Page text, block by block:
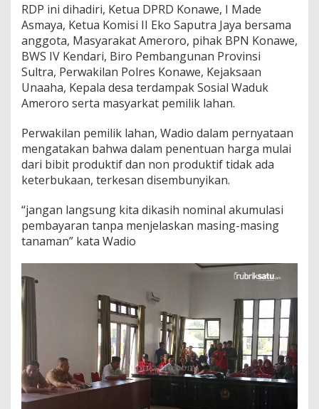
u
l
a
w
e
s
i
I
RDP ini dihadiri, Ketua DPRD Konawe, I Made
Asmaya, Ketua Komisi II Eko Saputra Jaya bersama
anggota, Masyarakat Ameroro, pihak BPN Konawe,
BWS IV Kendari, Biro Pembangunan Provinsi
Sultra, Perwakilan Polres Konawe, Kejaksaan
Unaaha, Kepala desa terdampak Sosial Waduk
Ameroro serta masyarkat pemilik lahan.
Perwakilan pemilik lahan, Wadio dalam pernyataan
mengatakan bahwa dalam penentuan harga mulai
dari bibit produktif dan non produktif tidak ada
keterbukaan, terkesan disembunyikan.
“jangan langsung kita dikasih nominal akumulasi
pembayaran tanpa menjelaskan masing-masing
tanaman” kata Wadio